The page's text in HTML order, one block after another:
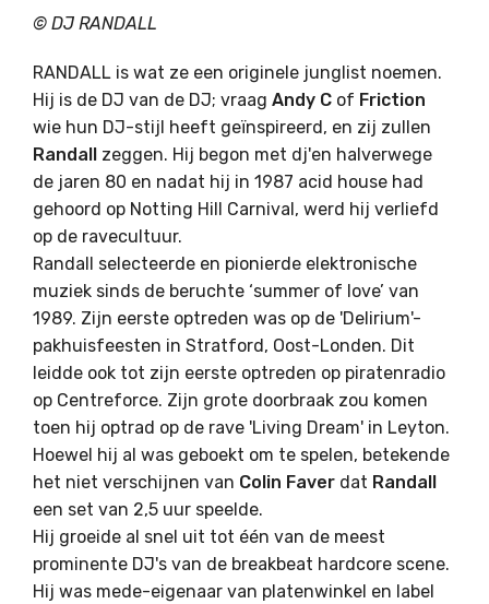
© DJ RANDALL
RANDALL is wat ze een originele junglist noemen.
Hij is de DJ van de DJ; vraag Andy C of Friction
wie hun DJ-stijl heeft geïnspireerd, en zij zullen
Randall zeggen. Hij begon met dj'en halverwege
de jaren 80 en nadat hij in 1987 acid house had
gehoord op Notting Hill Carnival, werd hij verliefd
op de ravecultuur.
Randall selecteerde en pionierde elektronische
muziek sinds de beruchte ‘summer of love’ van
1989. Zijn eerste optreden was op de 'Delirium'-
pakhuisfeesten in Stratford, Oost-Londen. Dit
leidde ook tot zijn eerste optreden op piratenradio
op Centreforce. Zijn grote doorbraak zou komen
toen hij optrad op de rave 'Living Dream' in Leyton.
Hoewel hij al was geboekt om te spelen, betekende
het niet verschijnen van Colin Faver dat Randall
een set van 2,5 uur speelde.
Hij groeide al snel uit tot één van de meest
prominente DJ's van de breakbeat hardcore scene.
Hij was mede-eigenaar van platenwinkel en label